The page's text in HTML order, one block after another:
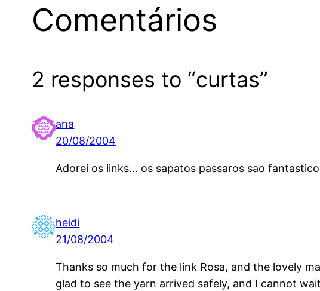
Comentários
2 responses to “curtas”
ana
20/08/2004
Adorei os links… os sapatos passaros sao
heidi
21/08/2004
Thanks so much for the link Rosa, and the lovely
glad to see the yarn arrived safely, and I cannot